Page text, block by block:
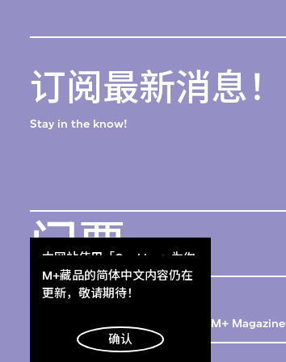
本网站使用「Cookies」为你
提供最好的网站体验。
了解更多
明白
M+藏品的简体中文内容仍在
更新，敬请期待！
确认
订阅最新消息！
Stay in the know!
门票 Get Tickets
M+杂志 M+ Magazine